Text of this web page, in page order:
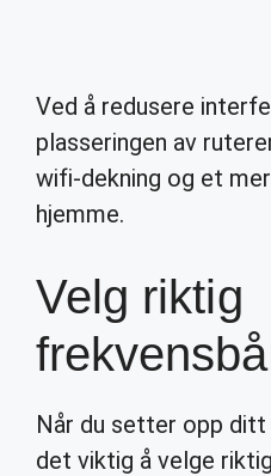
Ved å redusere
plasseringen av
wifi-dekning og et
hjemme.
Velg riktig
Når du setter opp
det viktig å velge